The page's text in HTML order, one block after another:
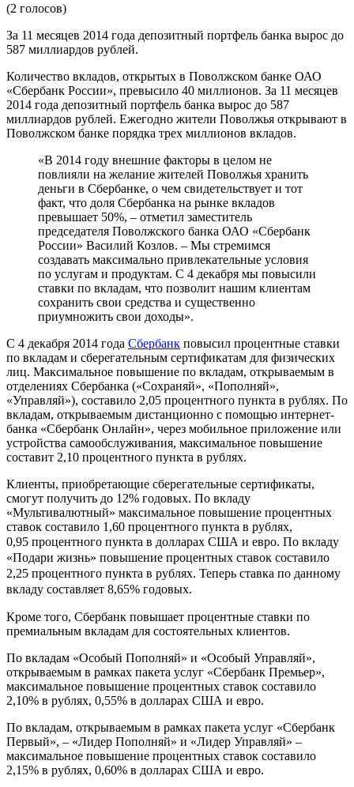
(2 голосов)
За 11 месяцев 2014 года депозитный портфель банка вырос до
587 миллиардов рублей.
Количество вкладов, открытых в Поволжском банке ОАО
«Сбербанк России», превысило 40 миллионов. За 11 месяцев
2014 года депозитный портфель банка вырос до 587
миллиардов рублей. Ежегодно жители Поволжья открывают в
Поволжском банке порядка трех миллионов вкладов.
«В 2014 году внешние факторы в целом не
повлияли на желание жителей Поволжья хранить
деньги в Сбербанке, о чем свидетельствует и тот
факт, что доля Сбербанка на рынке вкладов
превышает 50%, – отметил заместитель
председателя Поволжского банка ОАО «Сбербанк
России» Василий Козлов. – Мы стремимся
создавать максимально привлекательные условия
по услугам и продуктам. С 4 декабря мы повысили
ставки по вкладам, что позволит нашим клиентам
сохранить свои средства и существенно
приумножить свои доходы».
С 4 декабря 2014 года Сбербанк повысил процентные ставки
по вкладам и сберегательным сертификатам для физических
лиц. Максимальное повышение по вкладам, открываемым в
отделениях Сбербанка («Сохраняй», «Пополняй»,
«Управляй»), составило 2,05 процентного пункта в рублях. По
вкладам, открываемым дистанционно с помощью интернет-
банка «Сбербанк Онлайн», через мобильное приложение или
устройства самообслуживания, максимальное повышение
составит 2,10 процентного пункта в рублях.
Клиенты, приобретающие сберегательные сертификаты,
смогут получить до 12% годовых. По вкладу
«Мультивалютный» максимальное повышение процентных
ставок составило 1,60 процентного пункта в рублях,
0,95 процентного пункта в долларах США и евро. По вкладу
«Подари жизнь» повышение процентных ставок составило
2,25 процентного пункта в рублях. Теперь ставка по данному
вкладу составляет 8,65% годовых.
Кроме того, Сбербанк повышает процентные ставки по
премиальным вкладам для состоятельных клиентов.
По вкладам «Особый Пополняй» и «Особый Управляй»,
открываемым в рамках пакета услуг «Сбербанк Премьер»,
максимальное повышение процентных ставок составило
2,10% в рублях, 0,55% в долларах США и евро.
По вкладам, открываемым в рамках пакета услуг «Сбербанк
Первый», – «Лидер Пополняй» и «Лидер Управляй» –
максимальное повышение процентных ставок составило
2,15% в рублях, 0,60% в долларах США и евро.